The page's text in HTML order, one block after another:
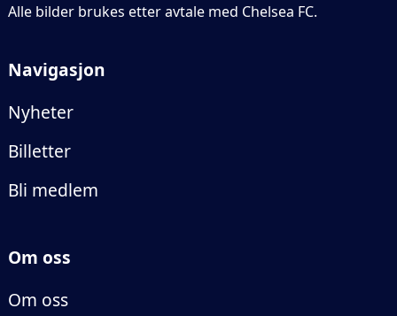
Alle bilder brukes etter avtale med Chelsea FC.
Navigasjon
Nyheter
Billetter
Bli medlem
Om oss
Om oss